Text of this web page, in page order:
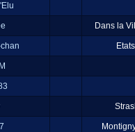
Dans la